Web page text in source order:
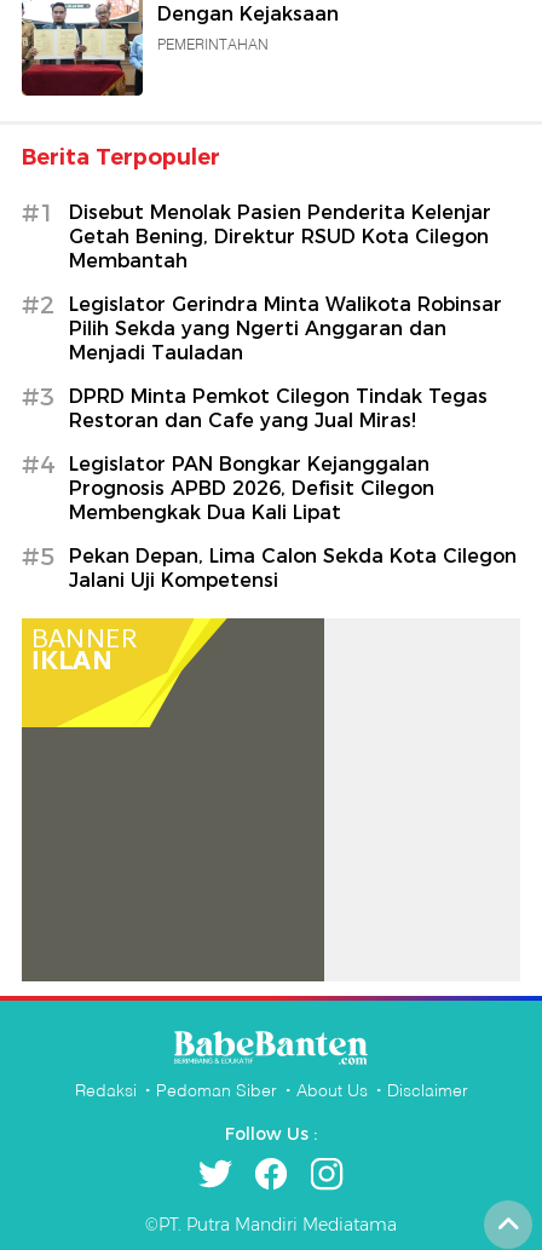
Dengan Kejaksaan
PEMERINTAHAN
Berita Terpopuler
#1
Disebut Menolak Pasien Penderita Kelenjar
Getah Bening, Direktur RSUD Kota Cilegon
Membantah
#2
Legislator Gerindra Minta Walikota Robinsar
Pilih Sekda yang Ngerti Anggaran dan
Menjadi Tauladan
#3
DPRD Minta Pemkot Cilegon Tindak Tegas
Restoran dan Cafe yang Jual Miras!
#4
Legislator PAN Bongkar Kejanggalan
Prognosis APBD 2026, Defisit Cilegon
Membengkak Dua Kali Lipat
#5
Pekan Depan, Lima Calon Sekda Kota Cilegon
Jalani Uji Kompetensi
Redaksi Pedoman Siber About Us Disclaimer
Follow Us :
©PT. Putra Mandiri Mediatama